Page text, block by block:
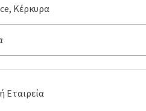
Κέρκυρα
Εταιρεία